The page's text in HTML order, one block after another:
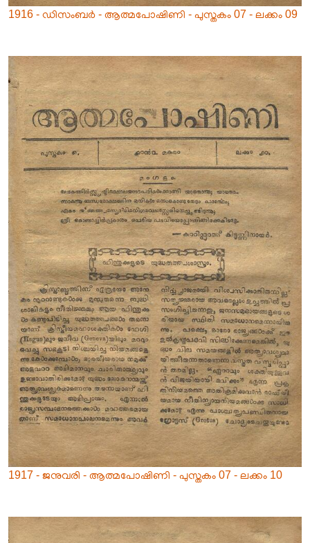
1916 - ഡിസംബർ - ആത്മപോഷിണി - പുസ്തകം 07 - ലക്കം 09
1917 - ജനുവരി - ആത്മപോഷിണി - പുസ്തകം 07 - ലക്കം 10